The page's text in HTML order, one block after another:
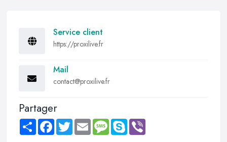
Service client
https://proxilive.fr
Mail
contact@proxilive.fr
Partager
Share FacebookTwitter Email MessageSkype